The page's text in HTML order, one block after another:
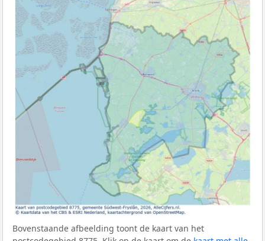
Bovenstaande afbeelding toont de kaart van het